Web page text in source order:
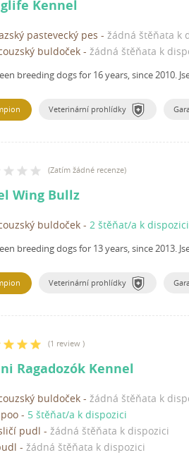
Kennel
pastevecký pes - žádná štěňata k
buldoček - žádná štěňata k
breeding dogs for 16 years, since 2010.
Veterinární prohlídky
(Zatím žádné recenze)
Wing Bullz
buldoček - 2 štěňat/a k dispozici
breeding dogs for 13 years, since 2013.
Veterinární prohlídky
(1 review )
Ragadozók Kennel
buldoček - žádná štěňata k
- 5 štěňat/a k dispozici
pudl - žádná štěňata k dispozici
- žádná štěňata k dispozici